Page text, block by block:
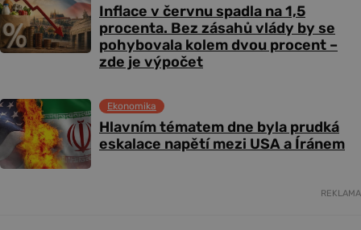
Inflace v červnu spadla na 1,5
procenta. Bez zásahů vlády by se
pohybovala kolem dvou procent –
zde je výpočet
Hlavním tématem dne byla prudká
eskalace napětí mezi USA a Íránem
Ekonomika
REKLAMA